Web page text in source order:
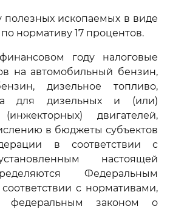
полезных ископаемых в виде
нормативу 17 процентов.
году налоговые
на автомобильный бензин,
дизельное топливо,
для дизельных и (или)
двигателей,
в бюджеты субъектов
в соответствии с
настоящей
Федеральным
с нормативами,
федеральным законом о